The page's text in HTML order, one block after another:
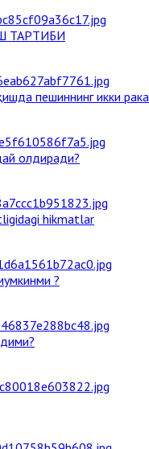
ТАРТИБИ
пешиннинг икки
олдиради?
hikmatlar
?